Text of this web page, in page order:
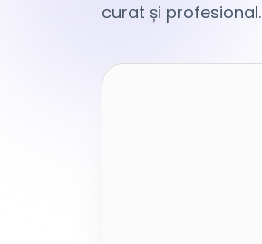
curat și profesional.